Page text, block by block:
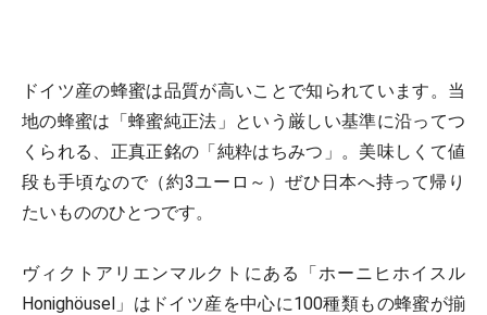
ドイツ産の蜂蜜は品質が高いことで知られています。当
地の蜂蜜は「蜂蜜純正法」という厳しい基準に沿ってつ
くられる、正真正銘の「純粋はちみつ」。美味しくて値
段も手頃なので（約3ユーロ～）ぜひ日本へ持って帰り
たいもののひとつです。
ヴィクトアリエンマルクトにある「ホーニヒホイスル
Honighöusel」はドイツ産を中心に100種類もの蜂蜜が揃